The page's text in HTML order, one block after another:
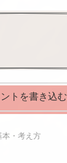
トを書き込む
本・考え方